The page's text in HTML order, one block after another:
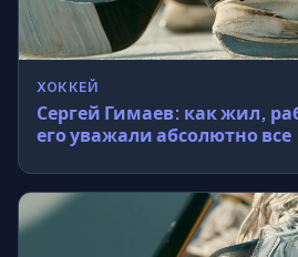
ХОККЕЙ
Сергей Гимаев: как жил,
его уважали абсолютно все